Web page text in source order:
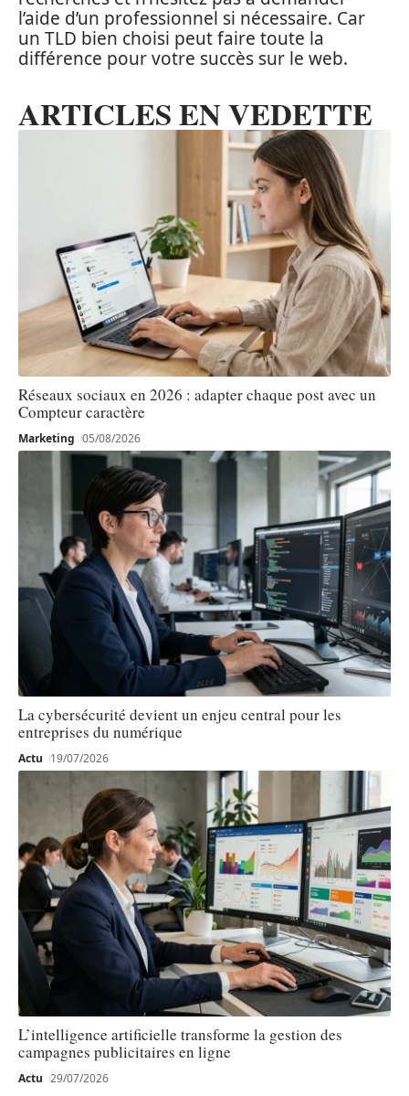
l’aide d’un professionnel si nécessaire. Car
un TLD bien choisi peut faire toute la
différence pour votre succès sur le web.
ARTICLES EN VEDETTE
Réseaux sociaux en 2026 : adapter chaque post avec un
Compteur caractère
Marketing 05/08/2026
La cybersécurité devient un enjeu central pour les
entreprises du numérique
Actu 19/07/2026
L’intelligence artificielle transforme la gestion des
campagnes publicitaires en ligne
Actu 29/07/2026